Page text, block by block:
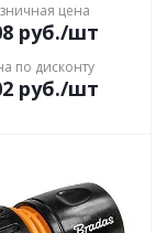
цена
руб./шт
по дисконту
руб./шт